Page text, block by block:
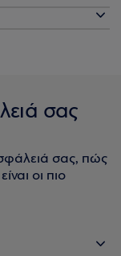
σας
σας, πώς
οι πιο